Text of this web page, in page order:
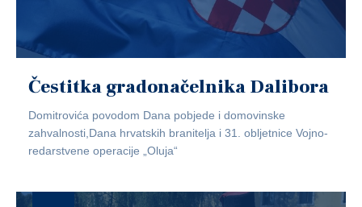
Čestitka gradonačelnika Dalibora
Domitrovića povodom Dana pobjede i domovinske
zahvalnosti,Dana hrvatskih branitelja i 31. obljetnice Vojno-
redarstvene operacije „Oluja“